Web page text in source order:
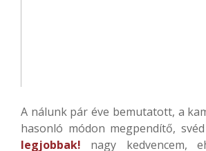
A nálunk pár éve bemutatott, a
hasonló módon megpendítő, svéd
legjobbak! nagy kedvencem,